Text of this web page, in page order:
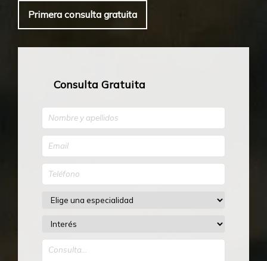
Primera consulta gratuita
Consulta Gratuita